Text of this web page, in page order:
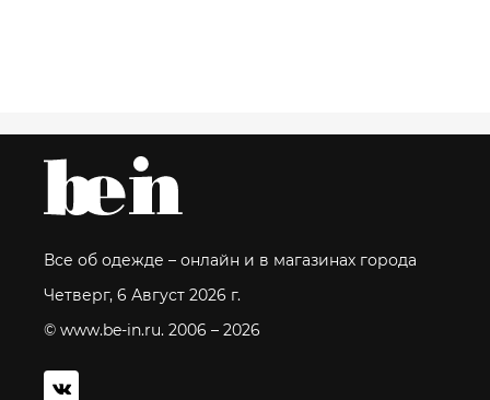
Все об одежде – онлайн и в магазинах города
Четверг, 6 Август 2026 г.
© www.be-in.ru. 2006 – 2026